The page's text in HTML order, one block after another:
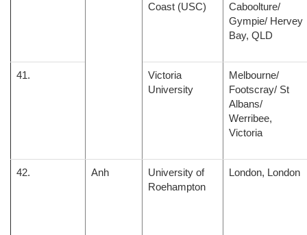
Coast (USC)
Caboolture/
Gympie/ Hervey
Bay, QLD
41.
Victoria
University
Melbourne/
Footscray/ St
Albans/
Werribee,
Victoria
42. Anh
University of
Roehampton
London, London